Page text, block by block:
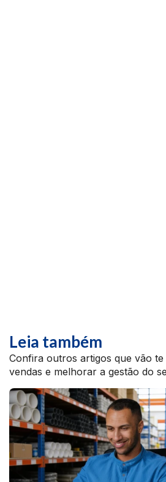
Leia também
Confira outros artigos que vão
vendas e melhorar a gestão do